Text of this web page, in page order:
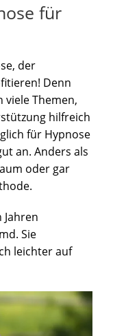
für
der
Denn
viele Themen,
hilfreich
für Hypnose
an. Anders als
oder gar
Sie
leichter auf